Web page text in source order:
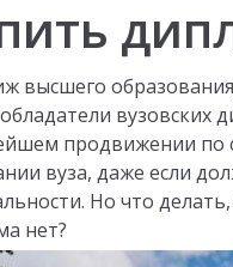
высшего
вузовских
продвижении по
вуза, даже если
Но что
нет?